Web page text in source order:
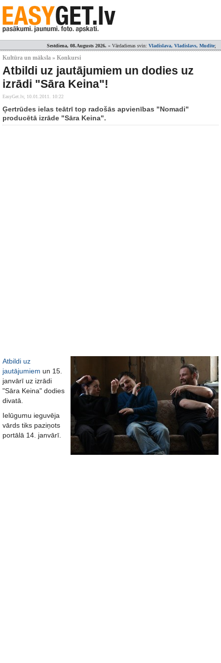
Sestdiena, 08.Augusts 2026. » Vārdadienas svin: Vladislava, Vladislavs, Mudīte;
Kultūra un māksla » Konkursi
Atbildi uz jautājumiem un dodies uz
izrādi "Sāra Keina"!
EasyGet.lv, 10.01.2011. 10:22
Ģertrūdes ielas teātrī top radošās apvienības "Nomadi"
producētā izrāde "Sāra Keina".
Atbildi uz
jautājumiem un 15.
janvārī uz izrādi
"Sāra Keina" dodies
divatā.
Ielūgumu ieguvēja
vārds tiks paziņots
portālā 14. janvārī.